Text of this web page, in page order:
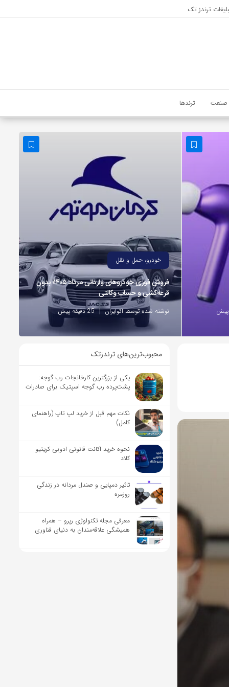
ترندز تک
صنعت ترندها
خودرو، حمل و نقل
فروش فوری خودروهای وارداتی مرداد ۱۴۰۵؛ بدون
قرعه‌کشی و حساب وکالتی
نوشته شده توسط اکوایران 25 دقیقه پیش
محبوب‌ترین‌های ترندزتک
یکی از بزرگترین کارخانجات رب گوجه:
پشت‌پرده رب گوجه اسپتیک برای صادرات
نکات مهم قبل از خرید لپ تاپ (راهنمای
کامل)
نحوه خرید اکانت قانونی ادوبی کریتیو
کلاد
تاثیر دمپایی و صندل مردانه در زندگی
روزمره
معرفی مجله تکنولوژی رپرو – همراه
همیشگی علاقه‌مندان به دنیای فناوری